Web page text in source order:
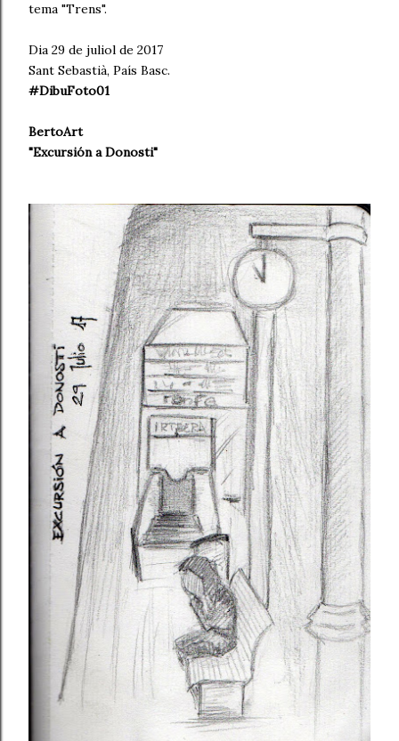
tema "Trens".
Dia 29 de juliol de 2017
Sant Sebastià, País Basc.
#DibuFoto01
BertoArt
"Excursión a Donosti"